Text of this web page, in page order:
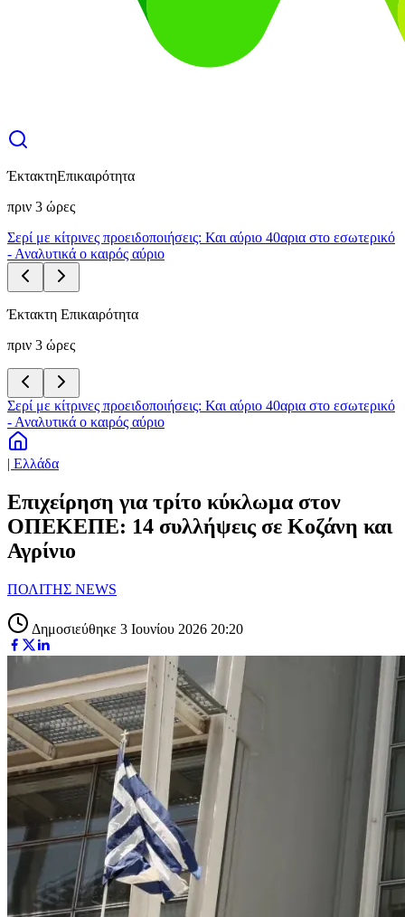
ΈκτακτηΕπικαιρότητα
πριν 3 ώρες
Σερί με κίτρινες προειδοποιήσεις: Και αύριο 40αρια στο εσωτερικό
- Αναλυτικά ο καιρός αύριο
Έκτακτη Επικαιρότητα
πριν 3 ώρες
Σερί με κίτρινες προειδοποιήσεις: Και αύριο 40αρια στο εσωτερικό
- Αναλυτικά ο καιρός αύριο
| Ελλάδα
Επιχείρηση για τρίτο κύκλωμα στον
ΟΠΕΚΕΠΕ: 14 συλλήψεις σε Κοζάνη και
Αγρίνιο
ΠΟΛΙΤΗΣ NEWS
Δημοσιεύθηκε 3 Ιουνίου 2026 20:20